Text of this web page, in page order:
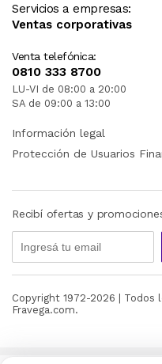
Servicios a empresas:
Ventas corporativas
Venta telefónica:
0810 333 8700
LU-VI de 08:00 a 20:00
SA de 09:00 a 13:00
Información legal
Protección de Usuarios
Recibí ofertas y
Copyright 1972-2026 | Todos
Fravega.com.